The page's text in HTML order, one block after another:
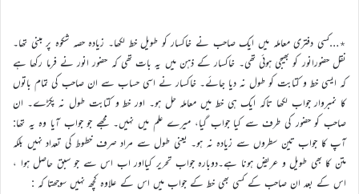
٭…کسی دفتری معاملہ میں ایک صاحب نے خاکسار کو طویل خط لکھا۔ زیادہ حصہ شکوہ پر مبنی تھا۔
نقل حضورانور کو بھیجی ہوئی تھی۔ خاکسار کے ذہن میں یہ بات تھی کہ حضور انور نے فرما رکھا ہے
کہ ایسی خط و کتابت کو طول نہ دیا جائے۔ خاکسار نے اسی حساب سے ان صاحب کی تمام باتوں
کا نمبروار جواب لکھا تاکہ ایک ہی خط میں معاملہ حل ہو۔ اور خط و کتابت طول نہ پکڑے۔ ان
صاحب کو حضور کی طرف سے کیا جواب گیا، میرے علم میں نہیں۔ مجھے جو جواب آیا وہ یہ تھا:
آپ کا جواب تین سطروں سے زیادہ نہ ہو۔ یعنی طول سے مراد صرف خطوط کی تعداد نہیں بلکہ
متن کا بھی طویل و عریض ہونا ہے۔دوبارہ جواب تحریر کیااور اب اس سے جو سبق حاصل ہوا ،
اس کے بعد ان صاحب کے کسی بھی خط کے جواب میں اس کے علاوہ کچھ نہیں سوجھتا کہ :